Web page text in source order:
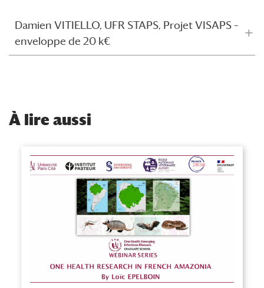
Damien VITIELLO, UFR STAPS, Projet VISAPS –
enveloppe de 20 k€
À lire aussi